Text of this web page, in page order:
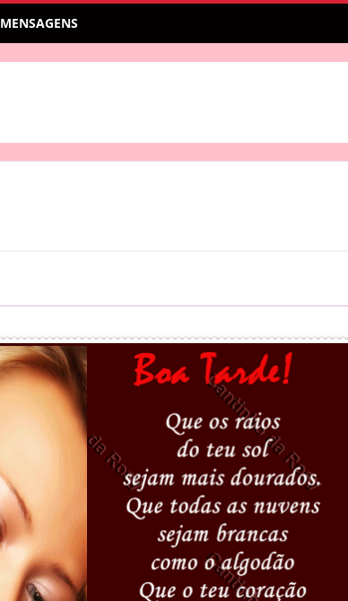
MENSAGENS